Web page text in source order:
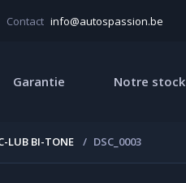
Contact info@autospassion.be
Garantie Notre stock
LUB BI-TONE DSC_0003